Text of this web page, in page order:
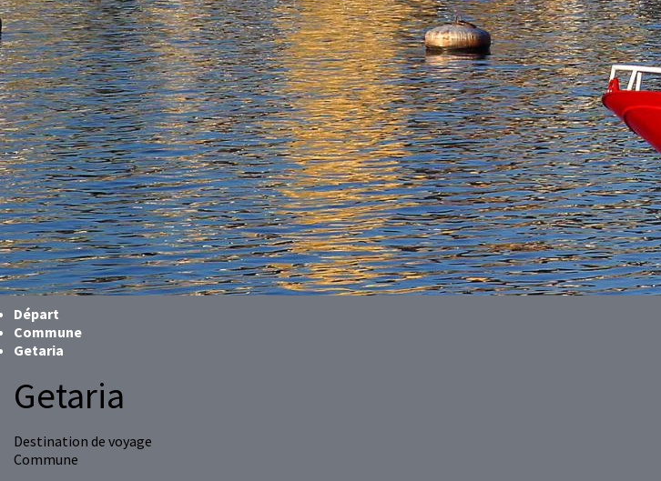
Départ
Commune
Getaria
Getaria
Destination de voyage
Commune